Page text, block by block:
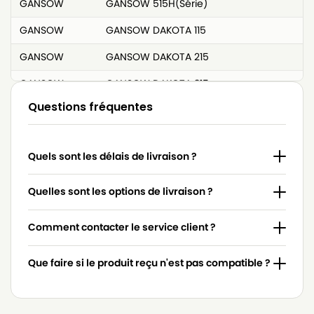
GANSOW
GANSOW 515H(Série)
GANSOW
GANSOW DAKOTA 115
GANSOW
GANSOW DAKOTA 215
GANSOW
GANSOW DAKOTA 315
GANSOW
GANSOW DAKOTA 515
GANSOW
GANSOW EUROPA 303E
GANSOW
GANSOW EUROPA 315
GANSOW
GANSOW EUROPA 515
GANSOW
GANSOW FREE STYLE 515
GANSOW
GANSOW FREE YES 515
Questions fréquentes
Quels sont les délais de livraison ?
Quelles sont les options de livraison ?
Comment contacter le service client ?
Que faire si le produit reçu n'est pas compatible ?